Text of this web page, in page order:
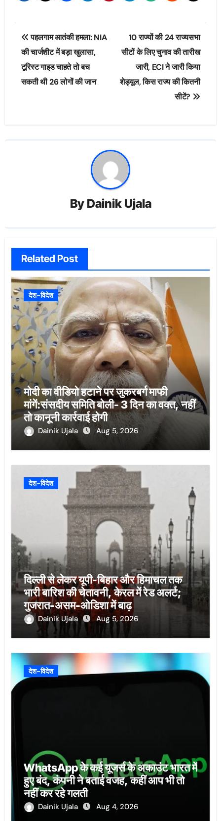
Post
navigation
पहलगाम आतंकी हमला: NIA
की चार्जशीट में बड़ा खुलासा,
टूरिस्ट गाइड चाहते तो बच
सकती थी 26 लोगों की जान
10 राज्यों की 24 राज्यसभा
सीटों के लिए चुनाव की तारीख
जारी, ECI ने जारी किया
शेड्यूल, किस राज्य की कितनी
सीटें?
By Dainik Ujala
Related Post
देश-विदेश
मोदी का वीडियो हटाने पर जुकरबर्ग माफी
मांगें:संसदीय समिति बोली- 3 दिन का वक्त, नहीं
तो कानूनी कार्रवाई होगी
Dainik Ujala Aug 5, 2026
देश-विदेश
दिल्ली से लेकर यूपी-बिहार और हिमाचल तक
भारी बारिश की चेतावनी, केरल में रेड अलर्ट;
गुजरात-असम-ओडिशा में बाढ़
Dainik Ujala Aug 5, 2026
देश-विदेश
WhatsApp के कई यूजर्स के अकाउंट भारत में
हुए बंद, कंपनी ने बताई वजह, कहीं आप भी तो
नहीं कर रहे गलती
Dainik Ujala Aug 4, 2026